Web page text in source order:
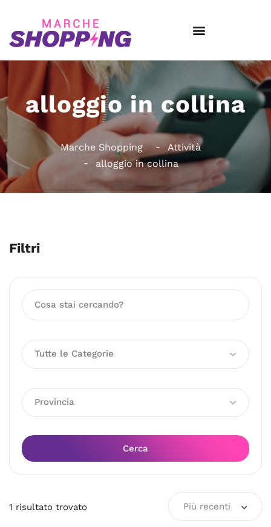
alloggio in collina
Marche Shopping
Attività
alloggio in collina
Filtri
Tutte le Categorie
Provincia
Cerca
1 risultato trovato Più recenti